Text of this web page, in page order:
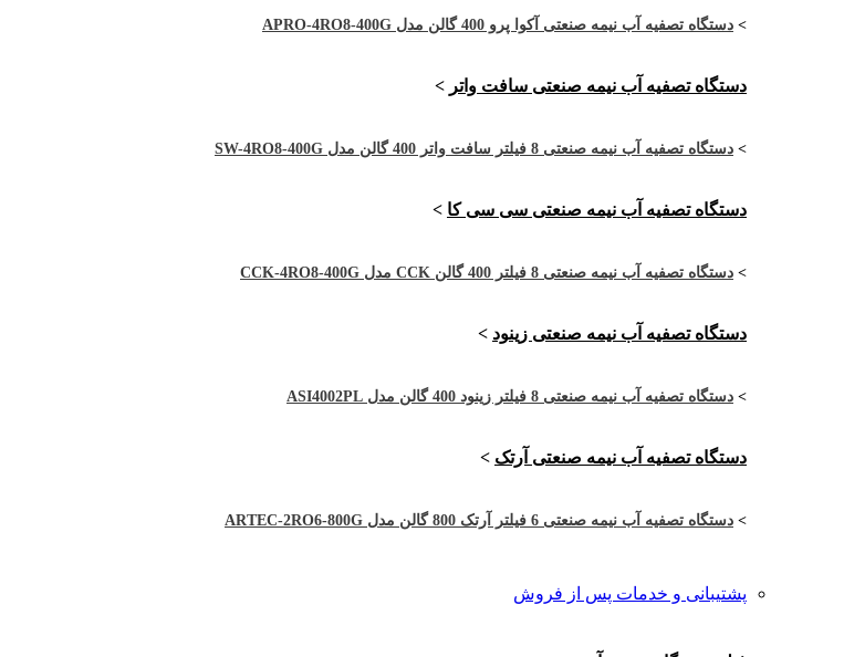
> دستگاه تصفیه آب نیمه صنعتی آکوا پرو 400 گالن مدل APRO-4RO8-400G
دستگاه تصفیه آب نیمه صنعتی سافت واتر >
> دستگاه تصفیه آب نیمه صنعتی 8 فیلتر سافت واتر 400 گالن مدل SW-4RO8-400G
دستگاه تصفیه آب نیمه صنعتی سی سی کا >
> دستگاه تصفیه آب نیمه صنعتی 8 فیلتر 400 گالن CCK مدل CCK-4RO8-400G
دستگاه تصفیه آب نیمه صنعتی زینود >
> دستگاه تصفیه آب نیمه صنعتی 8 فیلتر زینود 400 گالن مدل ASI4002PL
دستگاه تصفیه آب نیمه صنعتی آرتک >
> دستگاه تصفیه آب نیمه صنعتی 6 فیلتر آرتک 800 گالن مدل ARTEC-2RO6-800G
پشتیبانی و خدمات پس از فروش